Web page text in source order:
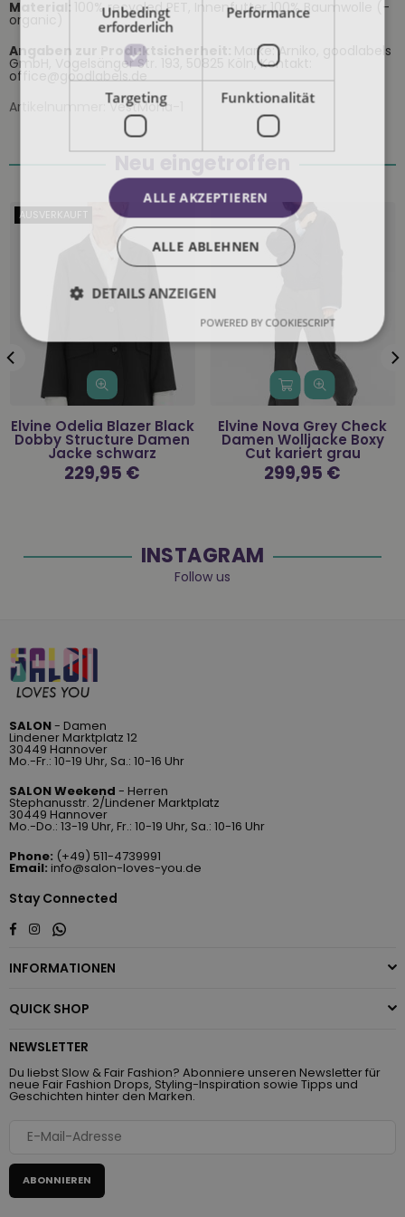
Material:
100% recycled PET, Innenfutter 100% Baumwolle (-
organic)
Angaben zur Produktsicherheit:
Marke: Arniko, goodlabels
GmbH, Vogelsänger Str. 193, 50825 Köln, Kontakt:
office@goodlabels.de
Artikelnummer:VestMoha-1
AUSVERKAUFT
Elvine Odelia Blazer Black
Dobby Structure Damen
Jacke schwarz
Normaler
Preis
229,95 €
Elvine Nova Grey Check
Damen Wolljacke Boxy
Cut kariert grau
Normaler
Preis
299,95 €
INSTAGRAM
Follow us
SALON- Damen
Lindener Marktplatz 12
30449 Hannover
Mo.-Fr.: 10-19 Uhr, Sa.: 10-16 Uhr
SALON Weekend - Herren
Stephanusstr. 2/Lindener Marktplatz
30449 Hannover
Mo.-Do.: 13-19 Uhr, Fr.: 10-19 Uhr, Sa.: 10-16 Uhr
Phone: (+49) 511-4739991
Email: info@salon-loves-you.de
Stay Connected
Facebook
InstagramWhatsapp
INFORMATIONEN
QUICK SHOP
NEWSLETTER
Du liebst Slow & Fair Fashion? Abonniere unseren Newsletter für
neue Fair Fashion Drops, Styling-Inspiration sowie Tipps und
Geschichten hinter den Marken.
ABONNIEREN
Unbedingt
erforderlich
Performance
Targeting Funktionalität
ALLE AKZEPTIEREN
ALLE ABLEHNEN
DETAILS ANZEIGEN
POWERED BY COOKIESCRIPT